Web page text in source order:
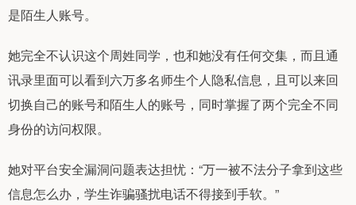
是陌生人账号。
她完全不认识这个周姓同学，也和她没有任何交集，而且通
讯录里面可以看到六万多名师生个人隐私信息，且可以来回
切换自己的账号和陌生人的账号，同时掌握了两个完全不同
身份的访问权限。
她对平台安全漏洞问题表达担忧：“万一被不法分子拿到这些
信息怎么办，学生诈骗骚扰电话不得接到手软。”